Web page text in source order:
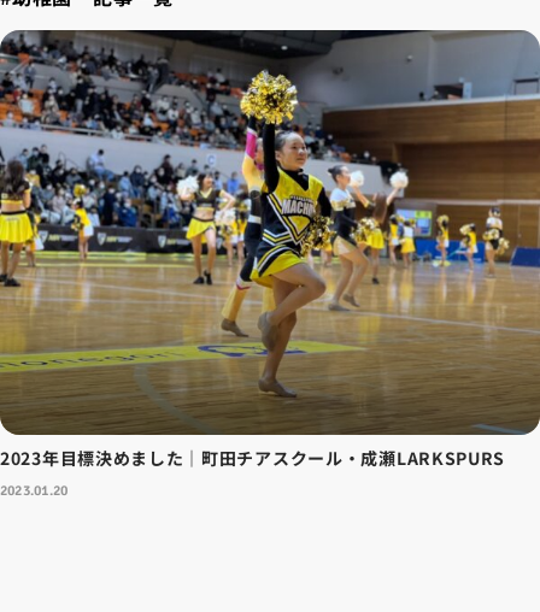
2023年目標決めました｜町田チアスクール・成瀬LARKSPURS
2023.01.20